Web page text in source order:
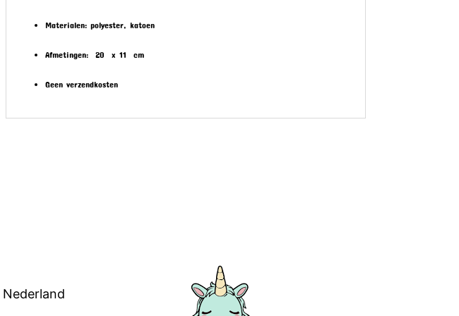
Materialen: polyester, katoen
Afmetingen: 20 x 11 cm
Geen verzendkosten
Nederland